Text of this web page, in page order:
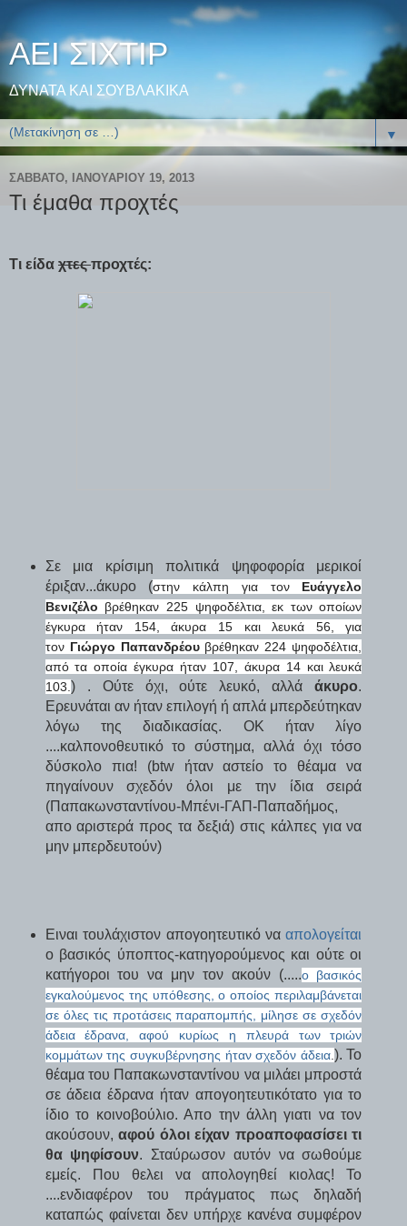
ΑΕΙ ΣΙΧΤΙΡ
ΔΥΝΑΤΑ ΚΑΙ ΣΟΥΒΛΑΚΙΚΑ
▼
ΣΆΒΒΑΤΟ, ΙΑΝΟΥΑΡΊΟΥ 19, 2013
Τι έμαθα προχτές
Τι είδα χτεςπροχτές:
Σε μια κρίσιμη πολιτικά ψηφοφορία μερικοί
έριξαν...άκυρο (στην κάλπη για τον Ευάγγελο
Βενιζέλο βρέθηκαν 225 ψηφοδέλτια, εκ των οποίων
έγκυρα ήταν 154, άκυρα 15 και λευκά 56,για
τονΓιώργο Παπανδρέου βρέθηκαν 224 ψηφοδέλτια,
από τα οποία έγκυρα ήταν 107, άκυρα 14 και λευκά
103. ) . Ούτε όχι, ούτε λευκό, αλλάάκυρο.
Ερευνάται αν ήταν επιλογή ή απλά μπερδεύτηκαν
λόγω της διαδικασίας. ΟΚ ήταν λίγο
....καλπονοθευτικό το σύστημα, αλλά όχι τόσο
δύσκολο πια! (btw ήταν αστείο το θέαμα να
πηγαίνουν σχεδόν όλοι με την ίδια σειρά
(Παπακωνσταντίνου-Μπένι-ΓΑΠ-Παπαδήμος,
απο αριστερά προς τα δεξιά) στις κάλπες για να
μην μπερδευτούν)
Ειναι τουλάχιστον απογοητευτικό νααπολογείται
ο βασικός ύποπτος-κατηγορούμενος και ούτε οι
κατήγοροι του να μην τον ακούν (.....ο βασικός
εγκαλούμενος της υπόθεσης, ο οποίος περιλαμβάνεται
σε όλες τις προτάσεις παραπομπής, μίλησε σε σχεδόν
άδεια έδρανα, αφού κυρίως η πλευρά των τριών
κομμάτων της συγκυβέρνησης ήταν σχεδόν άδεια.). Το
θέαμα του Παπακωνσταντίνου να μιλάει μπροστά
σε άδεια έδρανα ήταν απογοητευτικότατο για το
ίδιο το κοινοβούλιο. Απο την άλλη γιατι να τον
ακούσουν,αφού όλοι είχαν προαποφασίσει τι
θα ψηφίσουν. Σταύρωσον αυτόν να σωθούμε
εμείς. Που θελει να απολογηθεί κιολας! Το
....ενδιαφέρον του πράγματος πως δηλαδή
καταπώς φαίνεται δεν υπήρχε κανένα συμφέρον